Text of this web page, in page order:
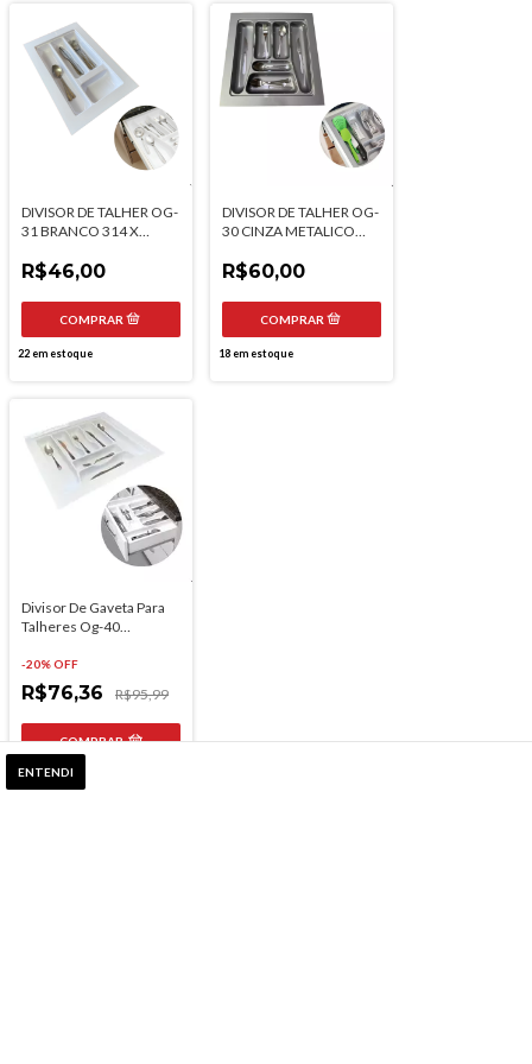
ENTENDI
DIVISOR DE TALHER OG-
31 BRANCO 314 X
R$46,00
22em estoque
DIVISOR DE TALHER OG-
30 CINZA METALICO
MOLDPLAST
R$60,00
18em estoque
Divisor De Gaveta Para
Talheres Og-40
-20% OFF
R$76,36 R$95,99
COMPRAR
68em estoque